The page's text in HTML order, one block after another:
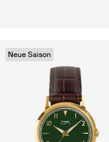
Neue Saison